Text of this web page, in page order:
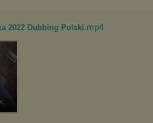
2022 Dubbing Polski.mp4